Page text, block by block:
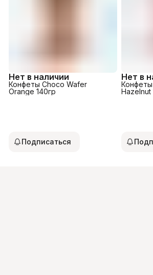
Нет в наличии
Конфеты Choco Wafer
Orange 140гр
Подписаться
Нет в
Hazelnut